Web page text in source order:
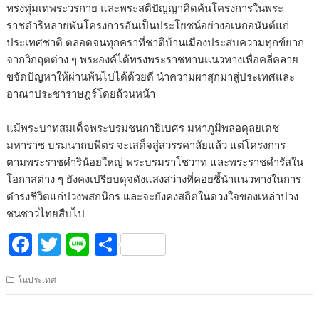
ทรงทุ่มเทพระวรกาย และพระสติปัญญาคิดค้นโครงการในพระ
ราชดำริหลายพันโครงการอันเป็นประโยชน์อย่างอเนกอนันต์แก่
ประเทศชาติ ตลอดจนทุกคราที่ชาติบ้านเมืองประสบความทุกข์ยาก
จากวิกฤตต่าง ๆ พระองค์ได้ทรงพระราชทานแนวทางเพื่อคลี่คลาย
ขจัดปัญหาให้ผ่านพ้นไปได้ด้วยดี นำความผาสุกมาสู่ประเทศและ
อาณาประชาราษฎร์โดยถ้วนหน้า
แม้พระบาทสมเด็จพระบรมชนกาธิเบศร มหาภูมิพลอดุลยเดช
มหาราช บรมนาถบพิตร จะเสด็จสู่สวรรคาลัยแล้ว แต่โครงการ
ตามพระราชดำริน้อยใหญ่ พระบรมราโชวาท และพระราชดำรัสใน
โอกาสต่าง ๆ ยังคงเปรียบดุจดังแสงสว่างที่คอยชี้นำแนวทางในการ
ดำรงชีวิตแก่ปวงพสกนิกร และจะยังคงสถิตในดวงใจของเหล่าปวง
ชนชาวไทยสืบไป
F
e
T
itt
Li
e
S
ar
ในประเทศ